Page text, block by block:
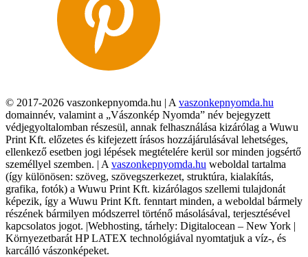
© 2017-2026 vaszonkepnyomda.hu | A vaszonkepnyomda.hu
domainnév, valamint a „Vászonkép Nyomda” név bejegyzett
védjegyoltalomban részesül, annak felhasználása kizárólag a Wuwu
Print Kft. előzetes és kifejezett írásos hozzájárulásával lehetséges,
ellenkező esetben jogi lépések megtételére kerül sor minden jogsértő
személlyel szemben. | A vaszonkepnyomda.hu weboldal tartalma
(így különösen: szöveg, szövegszerkezet, struktúra, kialakítás,
grafika, fotók) a Wuwu Print Kft. kizárólagos szellemi tulajdonát
képezik, így a Wuwu Print Kft. fenntart minden, a weboldal bármely
részének bármilyen módszerrel történő másolásával, terjesztésével
kapcsolatos jogot. |Webhosting, tárhely: Digitalocean – New York |
Környezetbarát HP LATEX technológiával nyomtatjuk a víz-, és
karcálló vászonképeket.